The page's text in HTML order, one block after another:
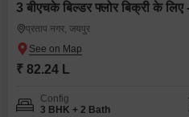
3 बीएचके बिल्डर फ्लोर बिक्री के
प्रताप नगर, जयपुर
₹ 82.24 L
Config
3 BHK + 2 Bath